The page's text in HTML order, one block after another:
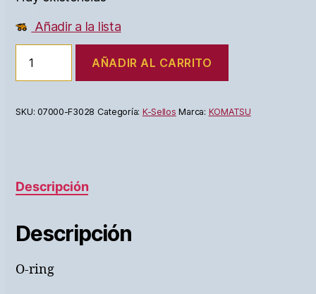
Añadir a la lista
AÑADIR AL CARRITO
SKU:07000-F3028 Categoría: K-Sellos Marca: KOMATSU
Descripción
Descripción
O-ring